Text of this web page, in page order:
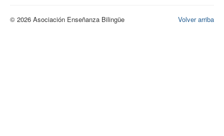
Volver arriba
© 2026 Asociación Enseñanza Bilingüe